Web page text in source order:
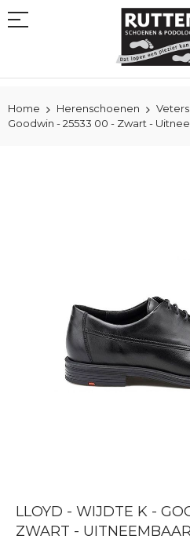
naar
Home Herenschoenen
Goodwin - 25533 00 - Zwart -
Ga
het
LLOYD - WIJDTE K -
ZWART -